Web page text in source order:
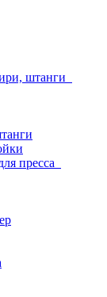
штанги
пресса